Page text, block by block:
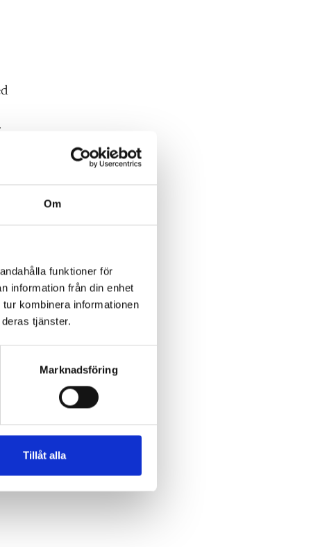
Om
funktioner för
information från din enhet
kombinera informationen
tjänster.
Marknadsföring
Tillåt alla